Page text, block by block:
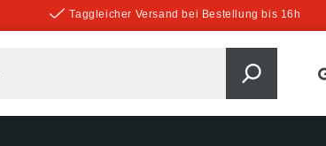
Taggleicher Versand bei Bestellung bis 16h